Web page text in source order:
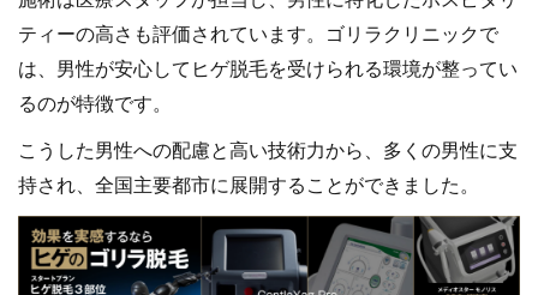
ティーの高さも評価されています。ゴリラクリニックで
は、男性が安心してヒゲ脱毛を受けられる環境が整ってい
るのが特徴です。
こうした男性への配慮と高い技術力から、多くの男性に支
持され、全国主要都市に展開することができました。